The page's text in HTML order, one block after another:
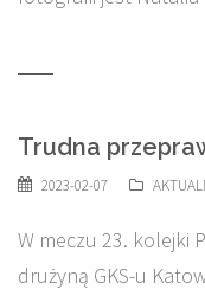
Trudna
2023-02-07
W meczu 23. kolejki
drużyną GKS-u